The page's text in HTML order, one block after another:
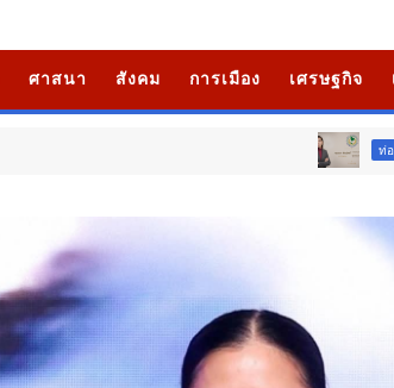
ศาสนา สังคม การเมือง เศรษฐกิจ